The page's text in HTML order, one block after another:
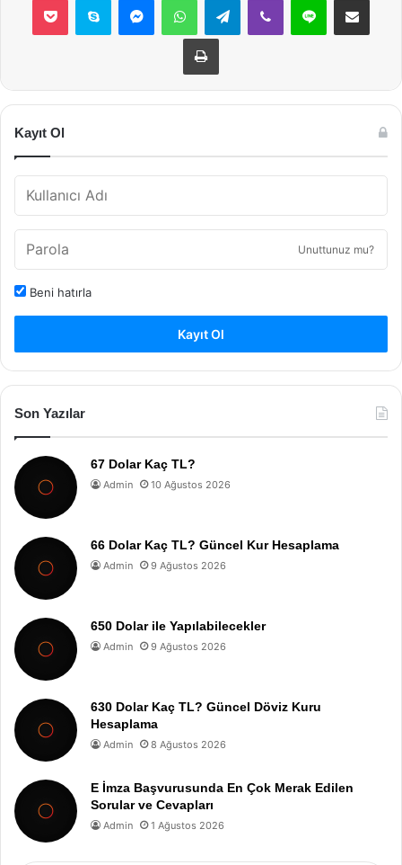
Yazdır
Kayıt Ol
Unuttunuz mu?
Beni hatırla
Kayıt Ol
Son Yazılar
67 Dolar Kaç TL?
Admin 10 Ağustos 2026
66 Dolar Kaç TL? Güncel Kur Hesaplama
Admin 9 Ağustos 2026
650 Dolar ile Yapılabilecekler
Admin 9 Ağustos 2026
630 Dolar Kaç TL? Güncel Döviz Kuru
Hesaplama
Admin 8 Ağustos 2026
E İmza Başvurusunda En Çok Merak Edilen
Sorular ve Cevapları
Admin 1 Ağustos 2026